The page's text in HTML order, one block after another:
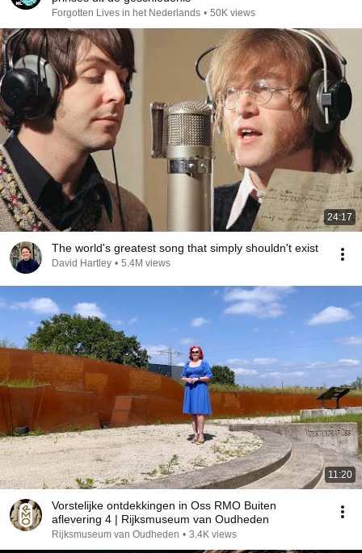
Forgotten Lives in het Nederlands • 50K views
24:17
The world's greatest song that simply shouldn't exist
David Hartley • 5.4M views
11:20
Vorstelijke ontdekkingen in Oss RMO Buiten
aflevering 4 | Rijksmuseum van Oudheden
Rijksmuseum van Oudheden • 3.4K views